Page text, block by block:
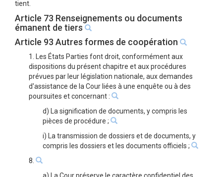
tient.
Article 73 Renseignements ou documents
émanent de tiers
Article 93 Autres formes de coopération
1. Les États Parties font droit, conformément aux
dispositions du présent chapitre et aux procédures
prévues par leur législation nationale, aux demandes
d'assistance de la Cour liées à une enquête ou à des
poursuites et concernant :
d) La signification de documents, y compris les
pièces de procédure ;
i) La transmission de dossiers et de documents, y
compris les dossiers et les documents officiels ;
8.